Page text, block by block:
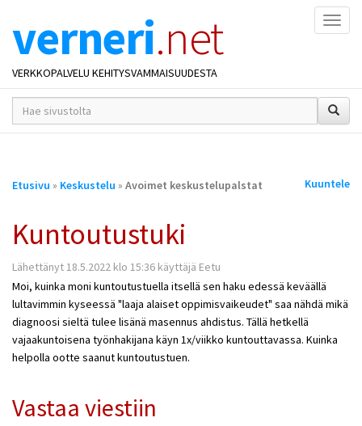
verneri.net
VERKKOPALVELU KEHITYSVAMMAISUUDESTA
hakusana(t)
*
Olet
Etusivu » Keskustelu » Avoimet keskustelupalstat Kuuntele
Kuntoutustuki
Lähettänyt 18.5.2022 klo 15:36 käyttäjä Eetu
Moi, kuinka moni kuntoutustuella itsellä sen haku edessä keväällä
lultavimmin kyseessä "laaja alaiset oppimisvaikeudet" saa nähdä mikä
diagnoosi sieltä tulee lisänä masennus ahdistus. Tällä hetkellä
vajaakuntoisena työnhakijana käyn 1x/viikko kuntouttavassa. Kuinka
helpolla ootte saanut kuntoutustuen.
Vastaa viestiin